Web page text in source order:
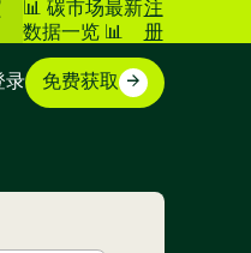
📊 碳市场最新
数据一览 📊
注
册
录 免费获取